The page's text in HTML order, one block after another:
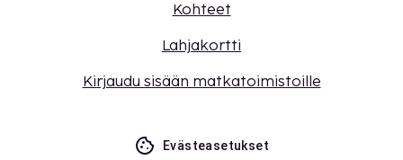
Kohteet
Lahjakortti
Kirjaudu sisään matkatoimistoille
Evästeasetukset